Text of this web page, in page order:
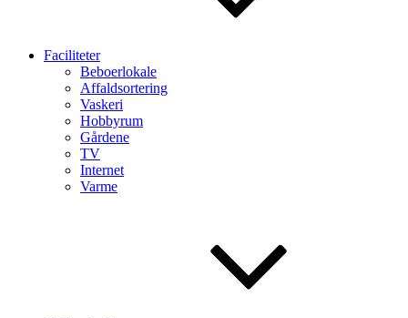
Faciliteter
Beboerlokale
Affaldsortering
Vaskeri
Hobbyrum
Gårdene
TV
Internet
Varme